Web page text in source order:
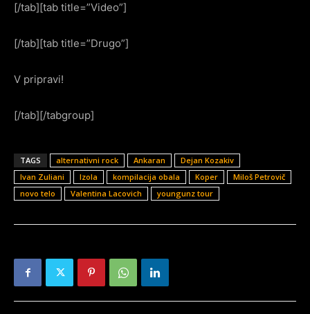
[/tab][tab title=”Video”]
[/tab][tab title=”Drugo”]
V pripravi!
[/tab][/tabgroup]
TAGS alternativni rock Ankaran
Dejan Kozakiv
Ivan Zuliani
Izola kompilacija obala Koper
Miloš Petrovič
novo telo
Valentina Lacovich youngunz tour